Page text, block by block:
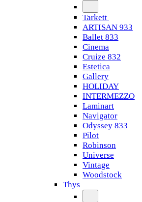
Tarkett
ARTISAN 933
Ballet 833
Cinema
Cruize 832
Estetica
Gallery
HOLIDAY
INTERMEZZO
Laminart
Navigator
Odyssey 833
Pilot
Robinson
Universe
Vintage
Woodstock
Thys